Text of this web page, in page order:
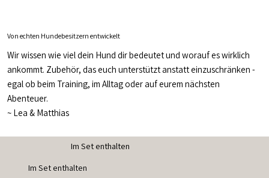
Von echten Hundebesitzern entwickelt
Wir wissen wie viel dein Hund dir bedeutet und worauf es wirklich
ankommt. Zubehör, das euch unterstützt anstatt einzuschränken -
egal ob beim Training, im Alltag oder auf eurem nächsten
Abenteuer.
~Lea & Matthias
Im Set enthalten
Im Set enthalten